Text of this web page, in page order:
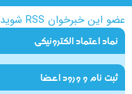
عضو این خبرخوان RSS شوید
نماد اعتماد الکترونیکی
ثبت نام و ورود اعضا